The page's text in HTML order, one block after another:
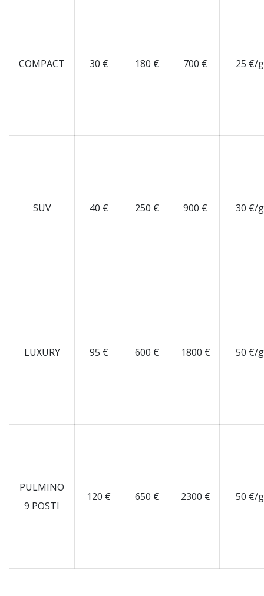
COMPACT 30 € 180 € 700 € 25 €/
SUV 40 € 250 € 900 € 30 €/
LUXURY 95 € 600 € 1800 € 50 €/
PULMINO
9 POSTI
120 € 650 € 2300 € 50 €/